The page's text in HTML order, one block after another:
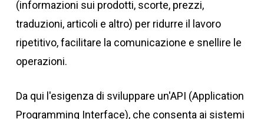
(informazioni sui prodotti, scorte, prezzi,
traduzioni, articoli e altro) per ridurre il lavoro
ripetitivo, facilitare la comunicazione e snellire le
operazioni.
Da qui l'esigenza di sviluppare un'API (Application
Programming Interface), che consenta ai sistemi